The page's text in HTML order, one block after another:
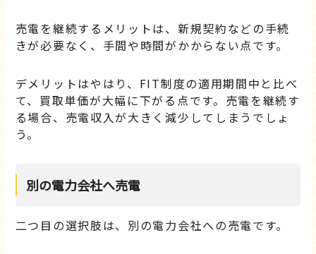
売電を継続するメリットは、新規契約などの手続
きが必要なく、手間や時間がかからない点です。
デメリットはやはり、FIT制度の適用期間中と比べ
て、買取単価が大幅に下がる点です。売電を継続す
る場合、売電収入が大きく減少してしまうでしょ
う。
別の電力会社へ売電
二つ目の選択肢は、別の電力会社への売電です。